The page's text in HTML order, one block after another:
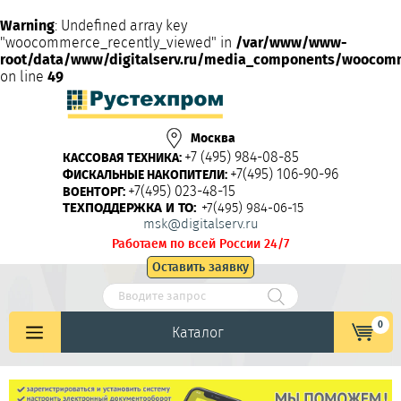
Warning: Undefined array key
"woocommerce_recently_viewed" in /var/www/www-
root/data/www/digitalserv.ru/media_components/
on line 49
Москва
КАССОВАЯ ТЕХНИКА: +7 (495) 984-08-85
ФИСКАЛЬНЫЕ НАКОПИТЕЛИ: +7(495) 106-90-96
ВОЕНТОРГ: +7(495) 023-48-15
ТЕХПОДДЕРЖКА И ТО: +7(495) 984-06-15
msk@digitalserv.ru
Работаем по всей России 24/7
Оставить заявку
Каталог 0